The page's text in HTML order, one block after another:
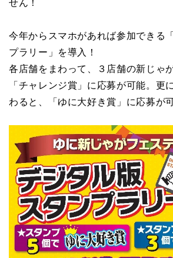
せん！
今年からスマホがあれば参加できる
プラリー」を導入！
各店舗をまわって、３店舗の新じゃ
「チャレンジ賞」に応募が可能。更
わると、「ゆに大好き賞」に応募が